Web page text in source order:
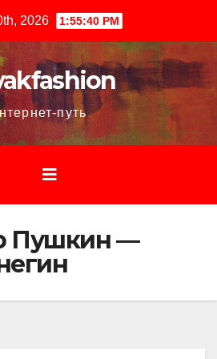
2026 1:55:41 PM
путь
Пушкин —